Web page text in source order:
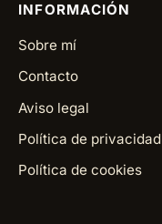
INFORMACIÓN
Sobre mí
Contacto
Aviso legal
Política de privacidad
Política de cookies